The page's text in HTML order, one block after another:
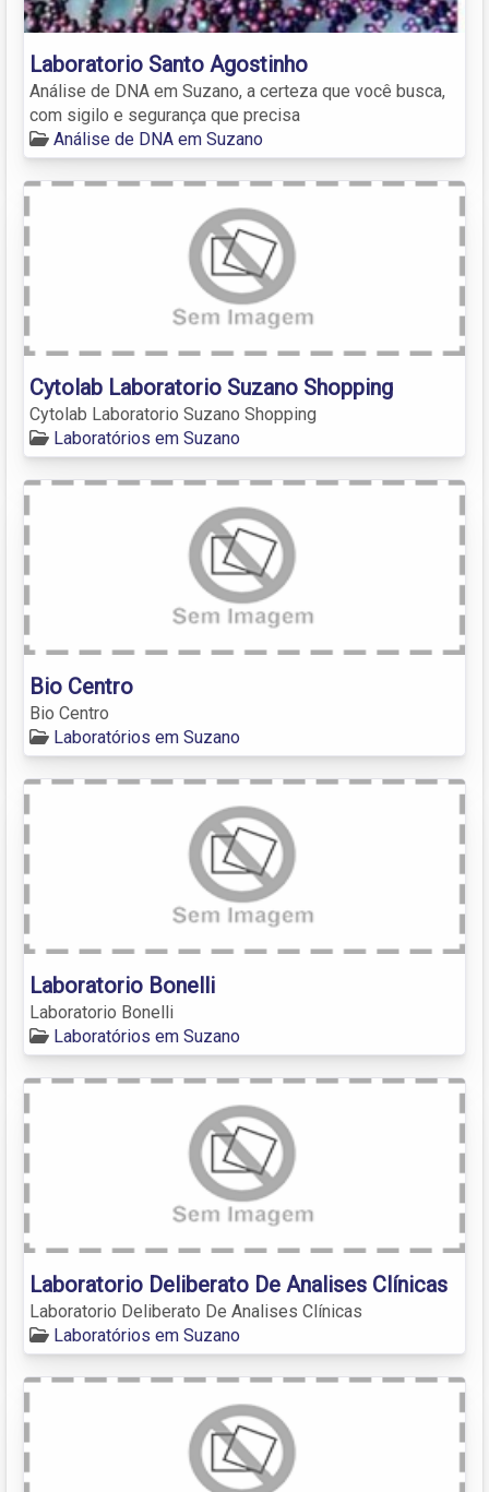
Laboratorio Santo Agostinho
Análise de DNA em Suzano, a certeza que você busca,
com sigilo e segurança que precisa
Análise de DNA em Suzano
Cytolab Laboratorio Suzano Shopping
Cytolab Laboratorio Suzano Shopping
Laboratórios em Suzano
Bio Centro
Bio Centro
Laboratórios em Suzano
Laboratorio Bonelli
Laboratorio Bonelli
Laboratórios em Suzano
Laboratorio Deliberato De Analises Clínicas
Laboratorio Deliberato De Analises Clínicas
Laboratórios em Suzano